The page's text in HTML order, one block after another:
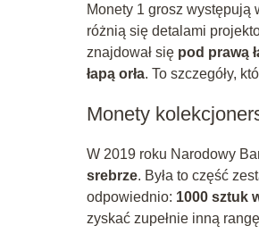
Monety 1 grosz występują
różnią się detalami
znajdował się pod prawą
łapą orła. To szczegóły,
Monety
W 2019 roku Narodowy
srebrze. Była to część
odpowiednio: 1000 sztuk
zyskać zupełnie inną